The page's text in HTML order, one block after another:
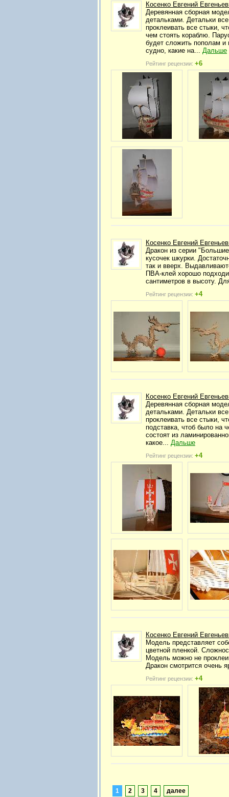
Косенко Евгений
Деревянная сборная
детальками. Детальки
проклеивать все стыки,
чем стоять кораблю.
будет сложить пополам и
судно, какие на... Дальше
Рейтинг рецензии: +6
Косенко Евгений
Дракон из серии
кусочек шкурки.
так и вверх.
ПВА-клей хорошо
сантиметров в высоту.
Рейтинг рецензии: +4
Косенко Евгений
Деревянная сборная
детальками. Детальки
проклеивать все стыки,
подставка, чтоб было на
состоят из
какое... Дальше
Рейтинг рецензии: +4
Косенко Евгений
Модель представляет
цветной пленкой.
Модель можно не
Дракон смотрится очень
Рейтинг рецензии: +4
1 2 3 4 далее